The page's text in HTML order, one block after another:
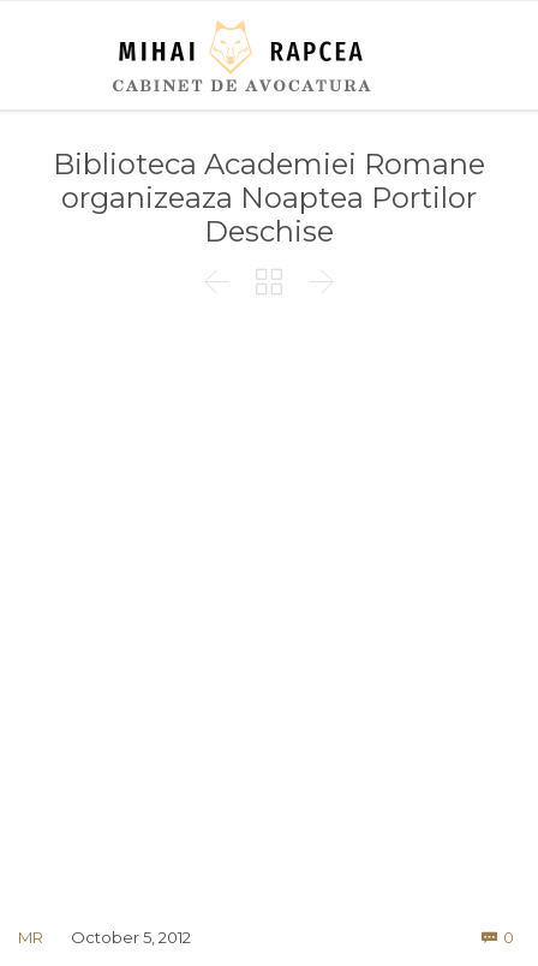
Biblioteca Academiei Romane
organizeaza Noaptea Portilor
Deschise
  
MR October 5, 2012  0